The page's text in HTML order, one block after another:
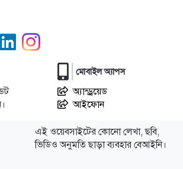
সংঘবদ্ধ ডাকাতদলের হানা, ৫৫ ভরি
ও নগদ টাকা লুট
চ্যাম্পিয়ন
মোবাইল অ্যাপস
অ্যান্ড্রয়েড
আইফোন
এই ওয়েবসাইটের কোনো লেখা, ছবি,
ভিডিও অনুমতি ছাড়া ব্যবহার বেআইনি।